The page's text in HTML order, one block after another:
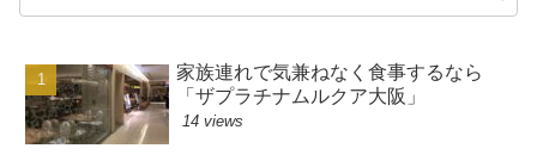
家族連れで気兼ねなく食事するなら
「ザプラチナムルクア大阪」
14 views